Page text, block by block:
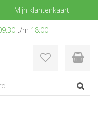
Mijn klantenkaart
t/m 18:00